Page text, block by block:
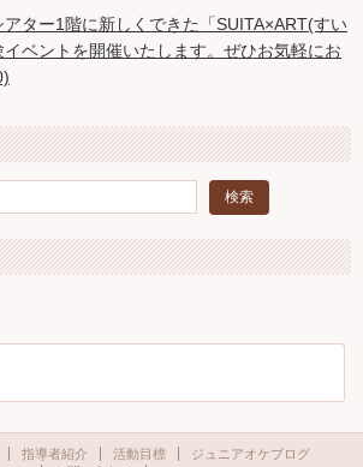
ター1階に新しくできた「SUITA×ART(すい
ベントを開催いたします。ぜひお気軽にお
指導者紹介 活動目標
ジュニアオケブログ